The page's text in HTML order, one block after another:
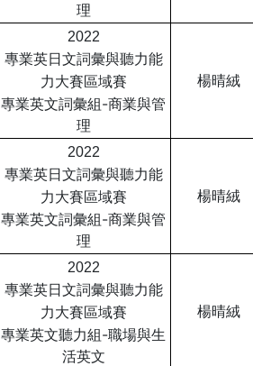
理
2022
專業英日文詞彙與聽力能
力大賽區域賽
專業英文詞彙組-商業與管
理
楊晴絨
2022
專業英日文詞彙與聽力能
力大賽區域賽
專業英文詞彙組-商業與管
理
楊晴絨
2022
專業英日文詞彙與聽力能
力大賽區域賽
專業英文聽力組-職場與生
活英文
楊晴絨